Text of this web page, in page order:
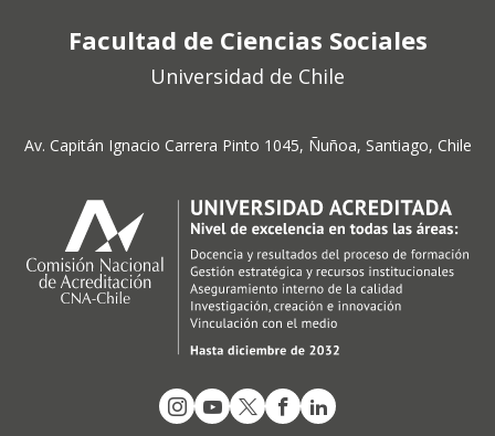
Facultad de Ciencias Sociales
Universidad de Chile
Av. Capitán Ignacio Carrera Pinto 1045, Ñuñoa, Santiago, Chile